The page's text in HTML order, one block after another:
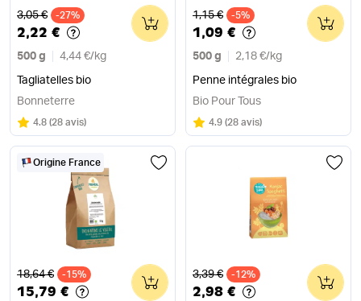
Ancien prix
3,05 € -27%
2,22 €
500 g 4,44 €/ kg
Tagliatelles bio
0
Bonneterre
Note
4.8 sur 5
(28 avis)
Ancien prix
1,15 € -5%
1,09 €
500 g 2,18 €/ kg
Penne intégrales bio
0
Bio Pour Tous
Note
4.9 sur 5
(28 avis)
Origine France
Ancien prix
18,64 € -15%
15,79 €
0 Ancien prix
3,39 € -12%
2,98 €
0